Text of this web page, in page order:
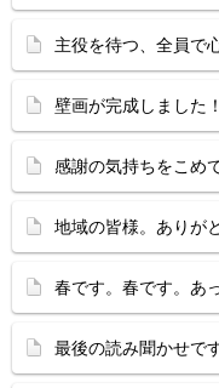
主役を待つ、全員で
壁画が完成しました！
感謝の気持ちをこめ
地域の皆様。ありが
春です。春です。あ
最後の読み聞かせです